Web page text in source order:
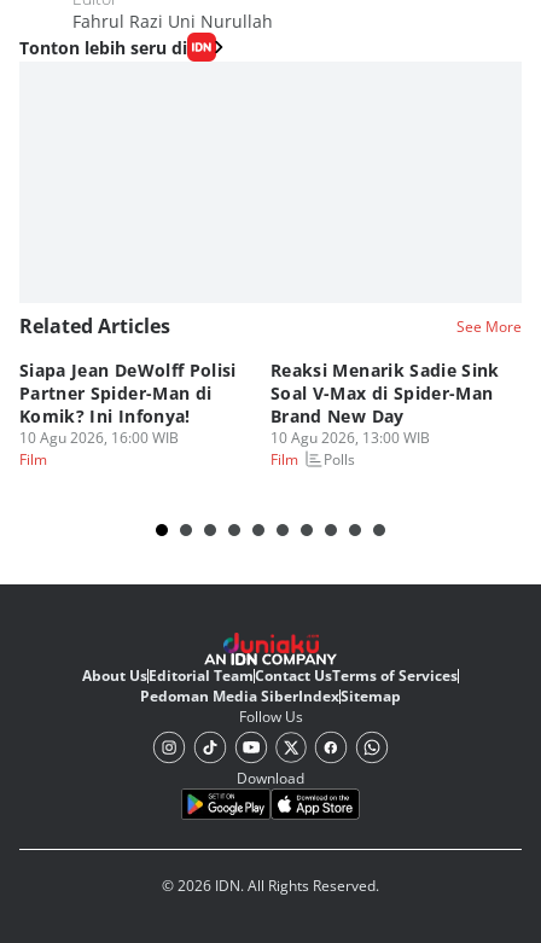
Fahrul Razi Uni Nurullah
Tonton lebih seru di
Related Articles See More
Siapa Jean DeWolff Polisi
Partner Spider-Man di
Komik? Ini Infonya!
10 Agu 2026, 16:00 WIB
Film
Reaksi Menarik Sadie Sink
Soal V-Max di Spider-Man
Brand New Day
10 Agu 2026, 13:00 WIB
Film
Polls
About UsEditorial TeamContact UsTerms of Services
Pedoman Media SiberIndexSitemap
Follow Us
Download
© 2026 IDN. All Rights Reserved.